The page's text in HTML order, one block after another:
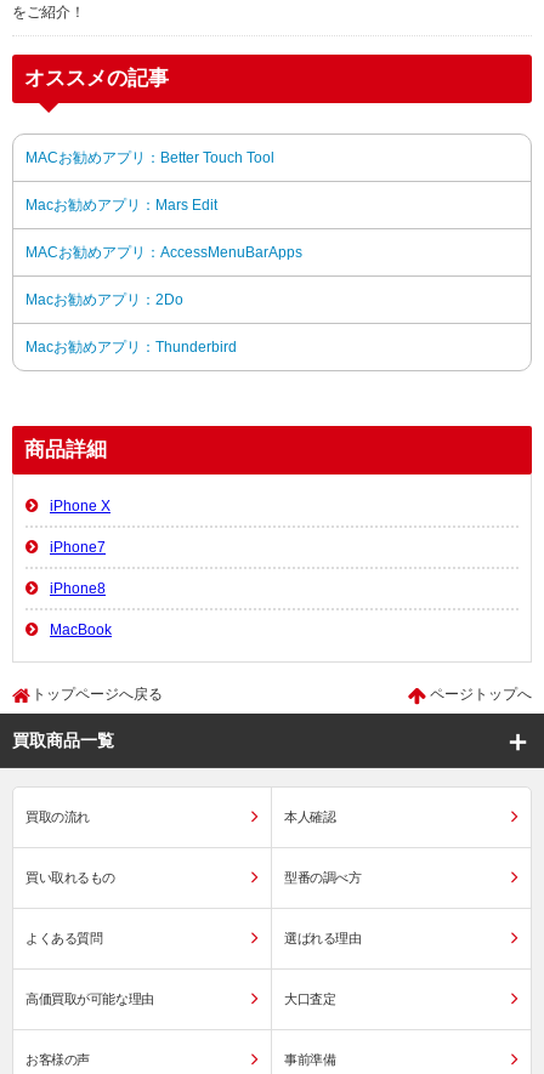
をご紹介！
オススメの記事
MACお勧めアプリ：Better Touch Tool
Macお勧めアプリ：Mars Edit
MACお勧めアプリ：AccessMenuBarApps
Macお勧めアプリ：2Do
Macお勧めアプリ：Thunderbird
商品詳細
iPhone X
iPhone7
iPhone8
MacBook
トップページへ戻る ページトップへ
買取商品一覧
買取の流れ 本人確認
買い取れるもの 型番の調べ方
よくある質問 選ばれる理由
高価買取が可能な理由 大口査定
お客様の声 事前準備